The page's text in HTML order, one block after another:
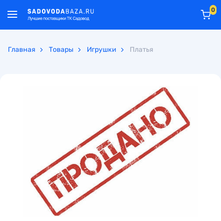
0
Главная Товары Игрушки Платья